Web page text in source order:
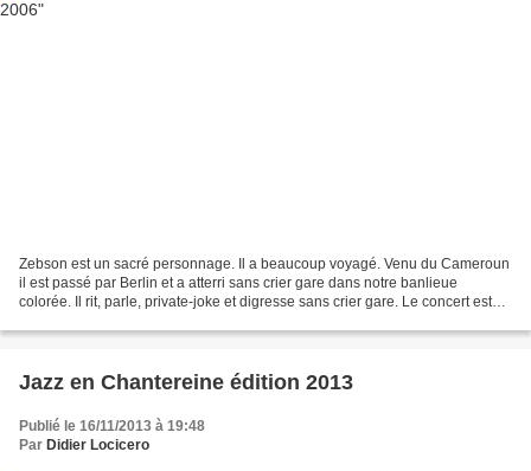
Zebson est un sacré personnage. Il a beaucoup voyagé. Venu du Cameroun
il est passé par Berlin et a atterri sans crier gare dans notre banlieue
colorée. Il rit, parle, private-joke et digresse sans crier gare. Le concert est
Jazz en Chantereine édition 2013
Publié le 16/11/2013 à 19:48
Par Didier Locicero